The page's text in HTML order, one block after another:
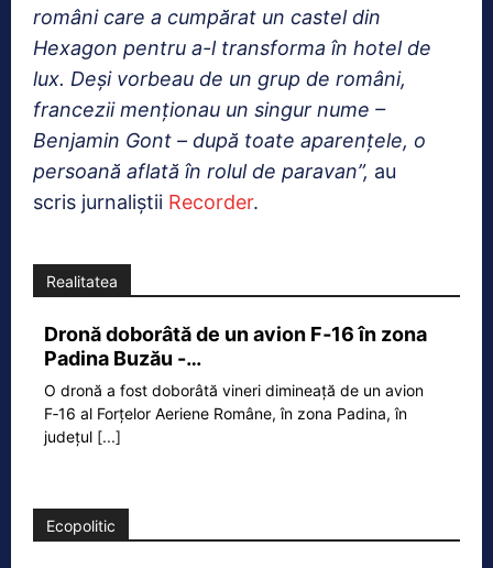
români care a cumpărat un castel din
Hexagon pentru a-l transforma în hotel de
lux. Deși vorbeau de un grup de români,
francezii menționau un singur nume –
Benjamin Gont – după toate aparențele, o
persoană aflată în rolul de paravan”, au
scris jurnaliștii Recorder.
Realitatea
Dronă doborâtă de un avion F‑16 în zona
Padina Buzău -…
O dronă a fost doborâtă vineri dimineață de un avion
F‑16 al Forțelor Aeriene Române, în zona Padina, în
județul [...]
Ecopolitic